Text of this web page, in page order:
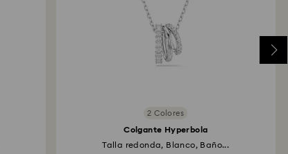
2 Colores
Colgante Hyperbola
Talla redonda, Blanco, Baño...